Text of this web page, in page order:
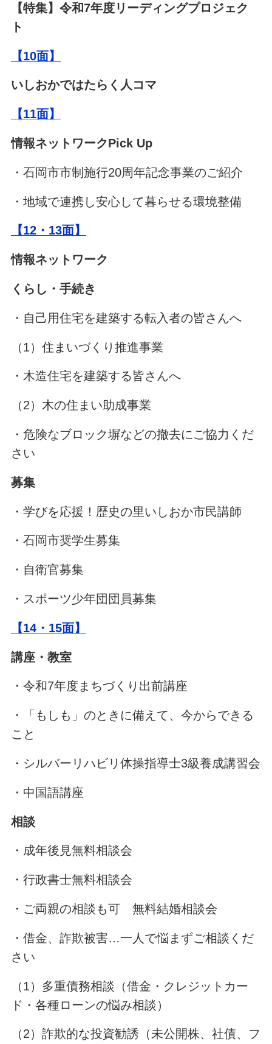
【特集】令和7年度リーディングプロジェク
ト
【10面】
いしおかではたらく人コマ
【11面】
情報ネットワークPick Up
・石岡市市制施行20周年記念事業のご紹介
・地域で連携し安心して暮らせる環境整備
【12・13面】
情報ネットワーク
くらし・手続き
・自己用住宅を建築する転入者の皆さんへ
（1）住まいづくり推進事業
・木造住宅を建築する皆さんへ
（2）木の住まい助成事業
・危険なブロック塀などの撤去にご協力くだ
さい
募集
・学びを応援！歴史の里いしおか市民講師
・石岡市奨学生募集
・自衛官募集
・スポーツ少年団団員募集
【14・15面】
講座・教室
・令和7年度まちづくり出前講座
・「もしも」のときに備えて、今からできる
こと
・シルバーリハビリ体操指導士3級養成講習会
・中国語講座
相談
・成年後見無料相談会
・行政書士無料相談会
・ご両親の相談も可 無料結婚相談会
・借金、詐欺被害…一人で悩まずご相談くだ
さい
（1）多重債務相談（借金・クレジットカー
ド・各種ローンの悩み相談）
（2）詐欺的な投資勧誘（未公開株、社債、フ